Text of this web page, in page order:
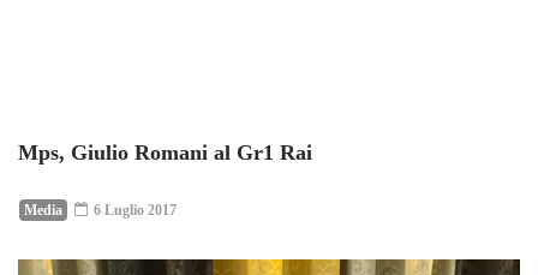
Mps, Giulio Romani al Gr1 Rai
Media 6 Luglio 2017